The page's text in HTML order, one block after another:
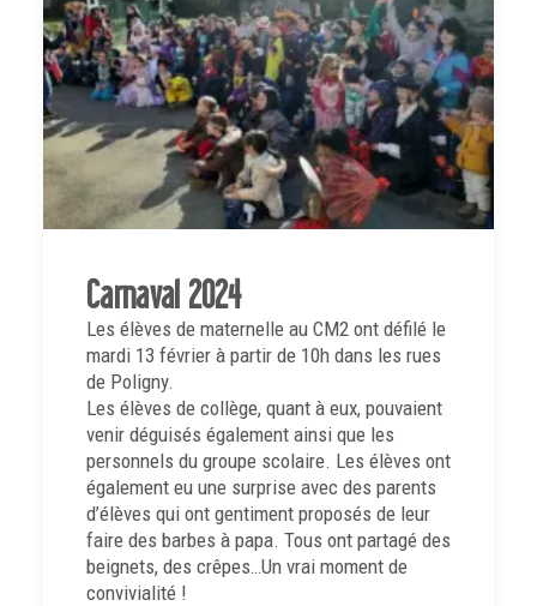
Carnaval 2024
Les élèves de maternelle au CM2 ont défilé le
mardi 13 février à partir de 10h dans les rues
de Poligny.
Les élèves de collège, quant à eux, pouvaient
venir déguisés également ainsi que les
personnels du groupe scolaire. Les élèves ont
également eu une surprise avec des parents
d’élèves qui ont gentiment proposés de leur
faire des barbes à papa. Tous ont partagé des
beignets, des crêpes…Un vrai moment de
convivialité !